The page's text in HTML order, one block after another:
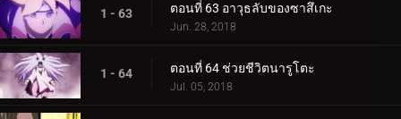
1 - 63 ตอนที่ 63 อาวุธลับของซาสึเกะ
Jun. 28, 2018
1 - 64 ตอนที่ 64 ช่วยชีวิตนารูโตะ
Jul. 05, 2018